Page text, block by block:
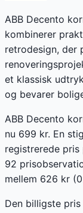
ABB Decento
kombinerer
retrodesign, der
et klassisk
og bevarer
ABB Decento
nu 699 kr. En
registrerede
92
mellem 626 kr
Den billigste